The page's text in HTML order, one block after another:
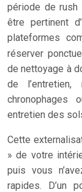
période de rush
être pertinent
plateformes
réserver
de nettoyage à
de
chronophages
entretien des
Cette
» de votre
puis vous
rapides. D’un